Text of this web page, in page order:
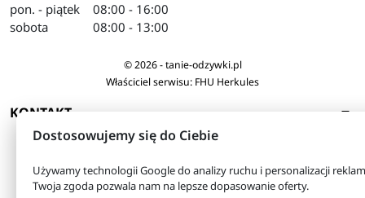
pon. - piątek
sobota
08:00 - 16:00
08:00 - 13:00
© 2026 - tanie-odzywki.pl
Właściciel serwisu: FHU Herkules
KONTAKT arrow_drop_down
Dostosowujemy się do Ciebie
Używamy technologii Google do analizy ruchu i personalizacji
Twoja zgoda pozwala nam na lepsze dopasowanie oferty.